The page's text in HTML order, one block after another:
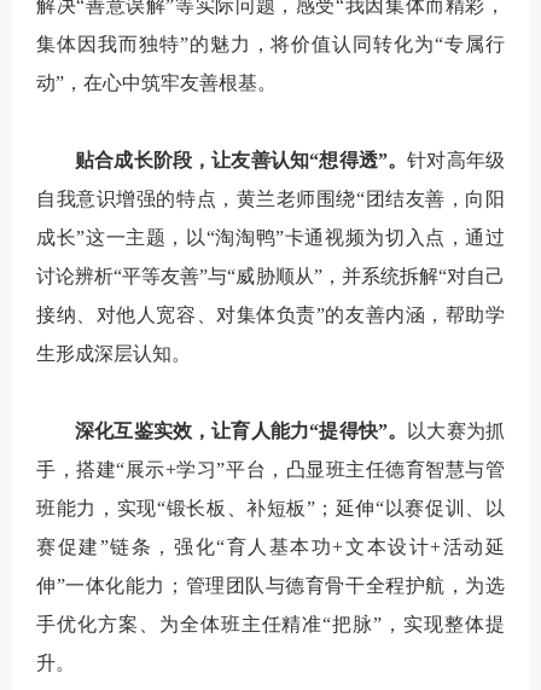
解决“善意误解”等实际问题，感受“我因集体而精彩，
集体因我而独特”的魅力，将价值认同转化为“专属行
动”，在心中筑牢友善根基。
贴合成长阶段，让友善认知“想得透”。针对高年级
自我意识增强的特点，黄兰老师围绕“团结友善，向阳
成长”这一主题，以“淘淘鸭”卡通视频为切入点，通过
讨论辨析“平等友善”与“威胁顺从”，并系统拆解“对自己
接纳、对他人宽容、对集体负责”的友善内涵，帮助学
生形成深层认知。
深化互鉴实效，让育人能力“提得快”。
以大赛为抓
手，搭建“展示+学习”平台，凸显班主任德育智慧与管
班能力，实现“锻长板、补短板”；延伸“以赛促训、以
赛促建”链条，强化“育人基本功+文本设计+活动延
伸”一体化能力；管理团队与德育骨干全程护航，为选
手优化方案、为全体班主任精准“把脉”，实现整体提
升。